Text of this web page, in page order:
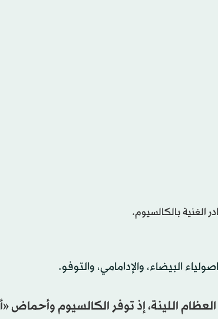
الغنية بالكالسيوم.
البيضاء، والإدامامي، والتوفو.
اللينة، إذ توفر الكالسيوم وأحماض